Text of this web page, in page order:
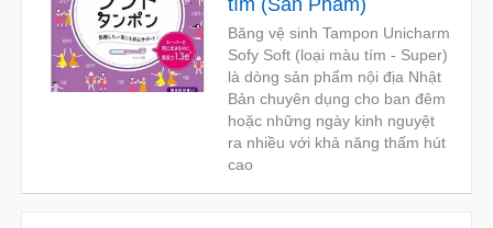
tím (Sản Phẩm)
Băng vệ sinh Tampon Unicharm
Sofy Soft (loại màu tím - Super)
là dòng sản phẩm nội địa Nhật
Bản chuyên dụng cho ban đêm
hoặc những ngày kinh nguyệt
ra nhiều với khả năng thấm hút
cao